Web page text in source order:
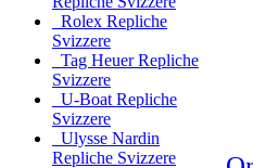
Rolex Repliche
Svizzere
Tag Heuer Repliche
Svizzere
U-Boat Repliche
Svizzere
Ulysse Nardin
Repliche Svizzere